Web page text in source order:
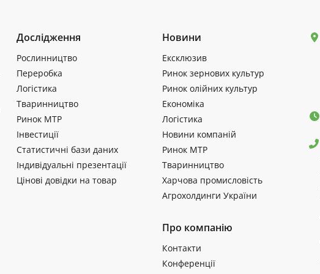
Дослідження
Рослинництво
Переробка
Логістика
Тваринництво
Ринок МТР
Інвестиції
Статистичні бази даних
Індивідуальні презентації
Цінові довідки на товар
Новини
Ексклюзив
Ринок зернових культур
Ринок олійних культур
Економіка
Логістика
Новини компаній
Ринок МТР
Тваринництво
Харчова промисловість
Агрохолдинги України
Про компанію
Контакти
Конференції